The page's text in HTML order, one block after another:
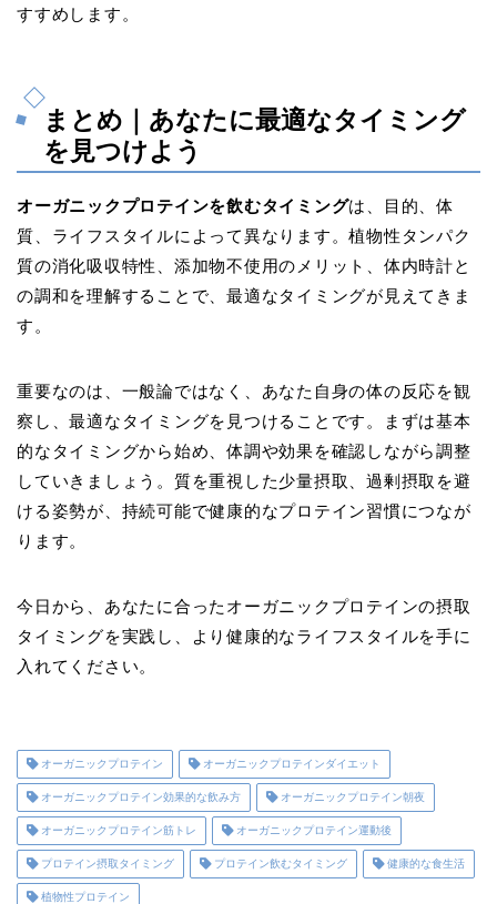
すすめします。
まとめ｜あなたに最適なタイミング
を見つけよう
オーガニックプロテインを飲むタイミングは、目的、体
質、ライフスタイルによって異なります。植物性タンパク
質の消化吸収特性、添加物不使用のメリット、体内時計と
の調和を理解することで、最適なタイミングが見えてきま
す。
重要なのは、一般論ではなく、あなた自身の体の反応を観
察し、最適なタイミングを見つけることです。まずは基本
的なタイミングから始め、体調や効果を確認しながら調整
していきましょう。質を重視した少量摂取、過剰摂取を避
ける姿勢が、持続可能で健康的なプロテイン習慣につなが
ります。
今日から、あなたに合ったオーガニックプロテインの摂取
タイミングを実践し、より健康的なライフスタイルを手に
入れてください。
オーガニックプロテイン オーガニックプロテインダイエット
オーガニックプロテイン効果的な飲み方 オーガニックプロテイン朝夜
オーガニックプロテイン筋トレ オーガニックプロテイン運動後
プロテイン摂取タイミング プロテイン飲むタイミング 健康的な食生活
植物性プロテイン